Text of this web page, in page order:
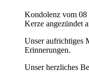
Kondolenz vom 08
Kerze angezündet
Unser aufrichtiges
Erinnerungen.
Unser herzliches